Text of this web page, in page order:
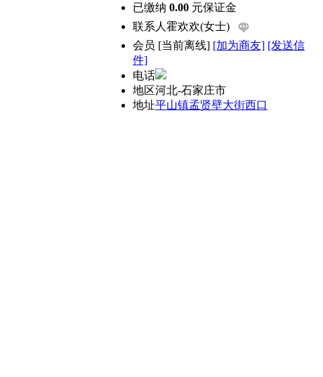
已缴纳 0.00 元保证金
联系人 霍欢欢(女士)
会员 [当前离线] [加为商友] [发送信
件]
电话
地区河北-石家庄市
地址平山镇孟贤壁大街西口